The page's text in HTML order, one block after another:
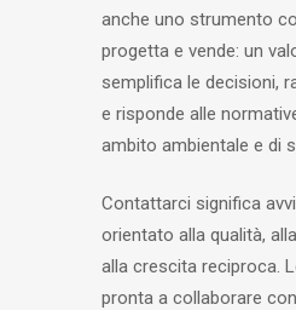
anche uno strumento
progetta e vende: un
semplifica le decisioni,
e risponde alle
ambito ambientale e di
Contattarci significa
orientato alla qualità,
alla crescita reciproca.
pronta a collaborare